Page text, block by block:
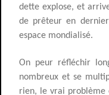
dette explose, et
de prêteur en
espace mondialisé.
On peur réfléchir
nombreux et se
rien, le vrai problème